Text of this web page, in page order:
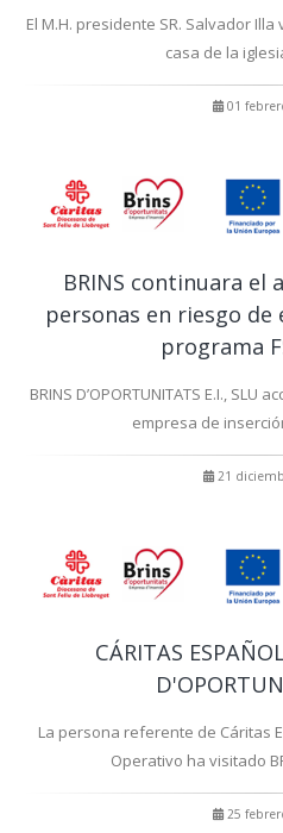
El M.H. presidente SR. Salvador
casa de la
01
BRINS continuara el
personas en riesgo
programa
BRINS D’OPORTUNITATS E.I., SLU
empresa de
21
CÁRITAS
La persona referente de Cáritas
Operativo ha visitado
25